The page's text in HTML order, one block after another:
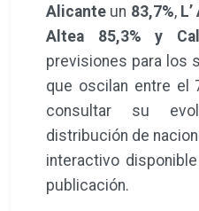
Alicante un 83,7%,L’
Altea 85,3% y
previsiones para los
que oscilan entre el
consultar su
distribución de
interactivo
publicación.